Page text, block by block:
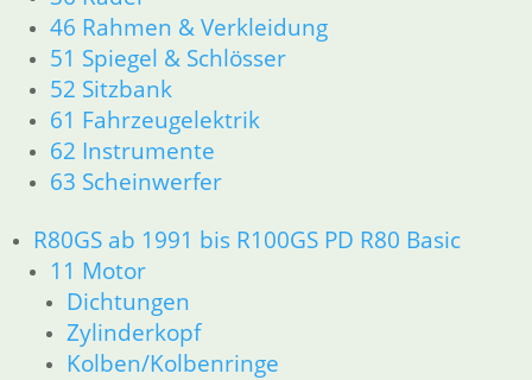
46 Rahmen & Verkleidung
51 Spiegel & Schlösser
52 Sitzbank
61 Fahrzeugelektrik
62 Instrumente
63 Scheinwerfer
R80GS ab 1991 bis R100GS PD R80 Basic
11 Motor
Dichtungen
Zylinderkopf
Kolben/Kolbenringe
51 Spiegel & Schlösser
52 Sitzbank
61 Fahrzeugelektrik
62 Instrumente
63 Scheinwerfer
R60/6 – R90/S
11 Motor
Kolben/Kolbenringe
Zylinderkopf
12 Motorelektrik
13 Vergaser
16 Tank
18 Auspuff